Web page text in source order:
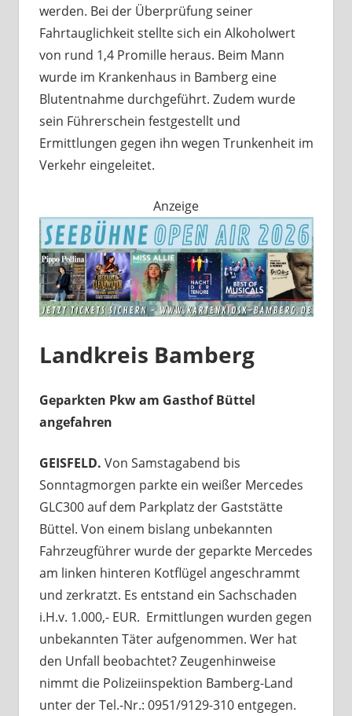
werden. Bei der Überprüfung seiner
Fahrtauglichkeit stellte sich ein Alkoholwert
von rund 1,4 Promille heraus. Beim Mann
wurde im Krankenhaus in Bamberg eine
Blutentnahme durchgeführt. Zudem wurde
sein Führerschein festgestellt und
Ermittlungen gegen ihn wegen Trunkenheit im
Verkehr eingeleitet.
Anzeige
Landkreis Bamberg
Geparkten Pkw am Gasthof Büttel
angefahren
GEISFELD. Von Samstagabend bis
Sonntagmorgen parkte ein weißer Mercedes
GLC300 auf dem Parkplatz der Gaststätte
Büttel. Von einem bislang unbekannten
Fahrzeugführer wurde der geparkte Mercedes
am linken hinteren Kotflügel angeschrammt
und zerkratzt. Es entstand ein Sachschaden
i.H.v. 1.000,- EUR. Ermittlungen wurden gegen
unbekannten Täter aufgenommen. Wer hat
den Unfall beobachtet? Zeugenhinweise
nimmt die Polizeiinspektion Bamberg-Land
unter der Tel.-Nr.: 0951/9129-310 entgegen.